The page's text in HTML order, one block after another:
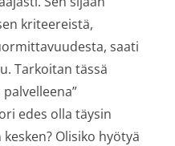
kriteereistä,
saati
Tarkoitan tässä
edes olla täysin
Olisiko hyötyä